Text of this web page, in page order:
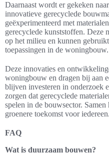
Daarnaast wordt er gekeken
innovatieve gerecyclede
geëxperimenteerd met
gerecyclede kunststoffen. Deze
op het milieu en kunnen
toepassingen in de woningbouw.
Deze innovaties en
woningbouw en dragen bij aan
blijven investeren in onderzoek
zorgen dat gerecyclede
spelen in de bouwsector.
groenere toekomst voor iedereen.
FAQ
Wat is duurzaam bouwen?